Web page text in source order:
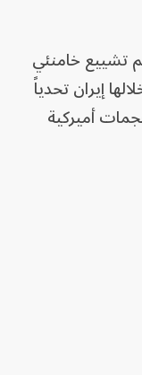
خامنئي
إيران تحدياً
أميركية